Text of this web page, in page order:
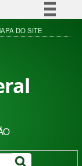
informação
DO SITE